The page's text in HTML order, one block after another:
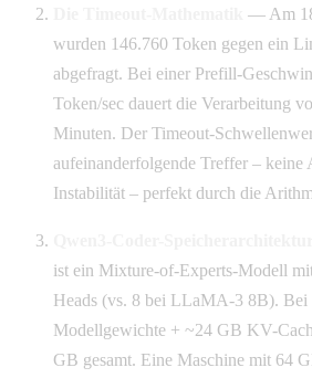
— Am
wurden 146.760 Token gegen ein
abgefragt. Bei einer Prefill-
Token/sec dauert die Verarbeitung
Minuten. Der Timeout-
aufeinanderfolgende Treffer – keine
Instabilität – perfekt durch die
ist ein Mixture-of-Experts-Modell
Heads (vs. 8 bei LLaMA-3 8B).
Modellgewichte + ~24 GB KV-
GB gesamt. Eine Maschine mit 64